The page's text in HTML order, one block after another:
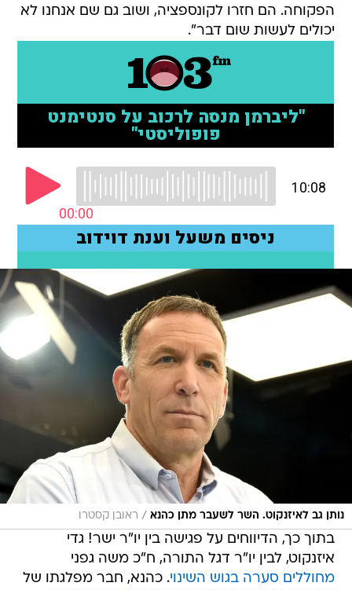
הפקוחה. הם חזרו לקונספציה, ושוב גם שם אנחנו לא
יכולים לעשות שום דבר".
נותן גב לאיזנקוט. השר לשעבר מתן כהנא / ראובן קסטרו
בתוך כך, הדיווחים על פגישה בין יו"ר ישר! גדי
איזנקוט, לבין יו"ר דגל התורה, ח"כ משה גפני
מחוללים סערה בגוש השינוי. כהנא, חבר מפלגתו של